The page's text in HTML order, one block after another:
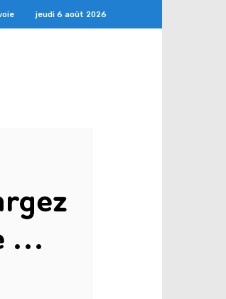
jeudi 6 août 2026